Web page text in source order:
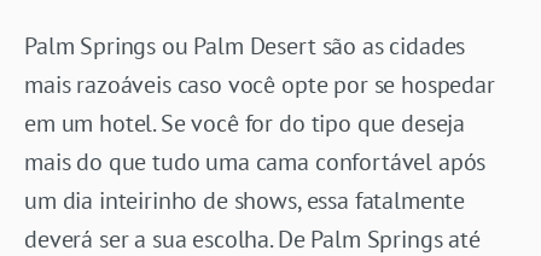
Palm Springs ou Palm Desert são as cidades
mais razoáveis caso você opte por se hospedar
em um hotel. Se você for do tipo que deseja
mais do que tudo uma cama confortável após
um dia inteirinho de shows, essa fatalmente
deverá ser a sua escolha. De Palm Springs até